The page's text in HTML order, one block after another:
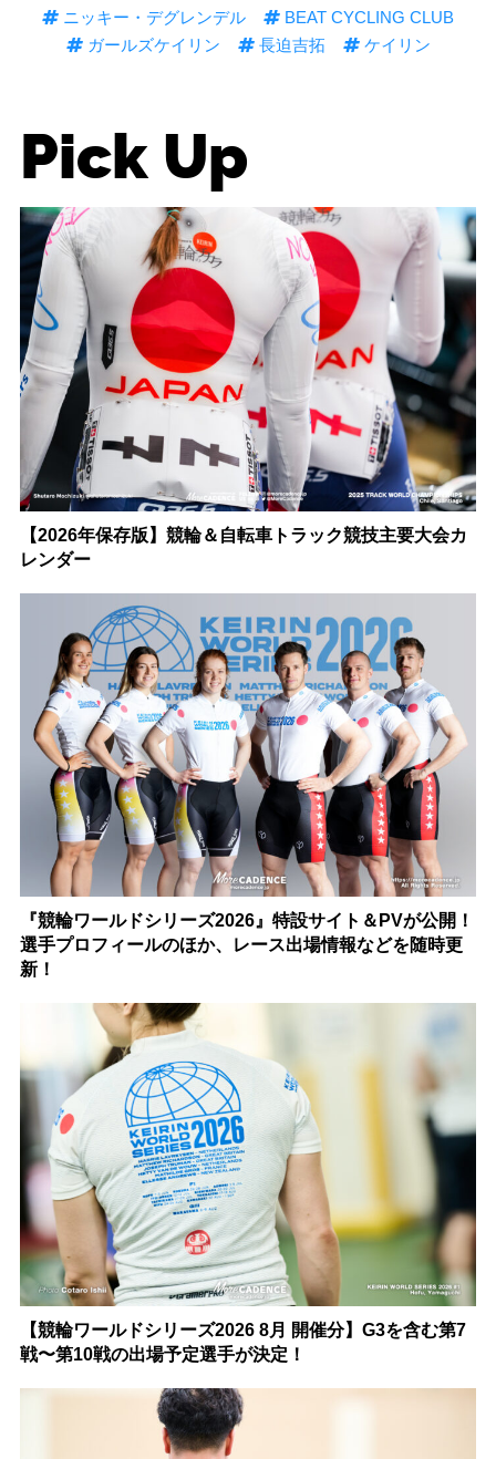
ニッキー・デグレンデル
BEAT CYCLING CLUB
ガールズケイリン
長迫吉拓 ケイリン
Pick Up
【2026年保存版】競輪＆自転車トラック競技主要大会カ
レンダー
『競輪ワールドシリーズ2026』特設サイト＆PVが公開！
選手プロフィールのほか、レース出場情報などを随時更
新！
【競輪ワールドシリーズ2026 8月 開催分】G3を含む第7
戦〜第10戦の出場予定選手が決定！